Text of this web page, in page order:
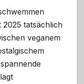
2025 tatsächlich
veganem